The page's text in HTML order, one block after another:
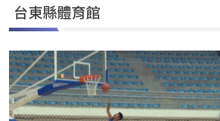
台東縣體育館